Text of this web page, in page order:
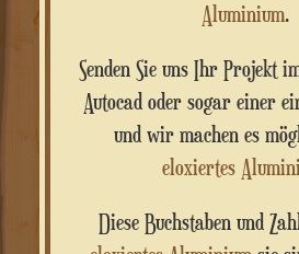
Aluminium.
Senden Sie uns Ihr Projekt im Vektorformat,
Autocad oder sogar einer
und wir machen es
eloxiertes
Diese Buchstaben und